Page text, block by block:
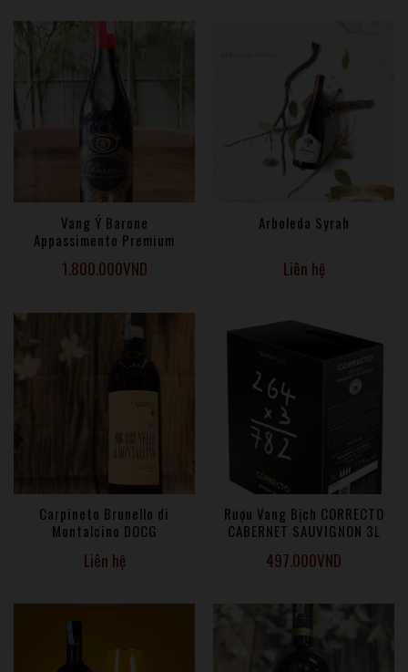
Vang Ý Barone
Appassimento Premium
1.800.000VND
Arboleda Syrah
Liên hệ
Carpineto Brunello di
Montalcino DOCG
Liên hệ
Rượu Vang Bịch CORRECTO
CABERNET SAUVIGNON 3L
497.000VND